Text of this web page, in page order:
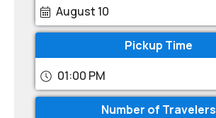
August 10
Pickup Time
01:00 PM
Number of Travelers